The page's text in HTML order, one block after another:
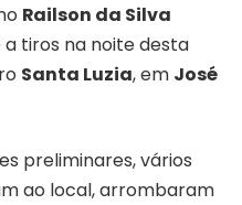
Railson da Silva
a tiros na noite desta
Santa Luzia, em José
preliminares, vários
ao local, arrombaram